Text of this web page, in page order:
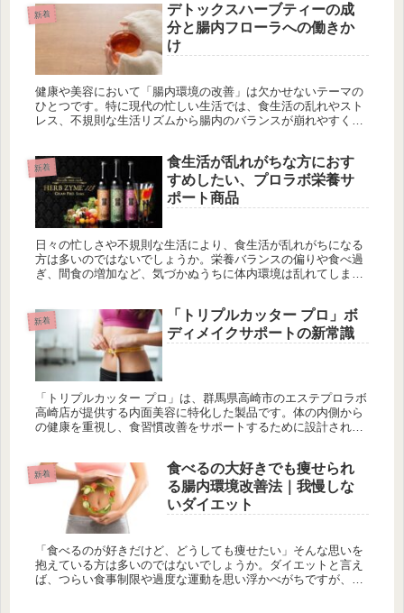
新着
デトックスハーブティーの成
分と腸内フローラへの働きか
け
健康や美容において「腸内環境の改善」は欠かせないテーマの
ひとつです。特に現代の忙しい生活では、食生活の乱れやスト
レス、不規則な生活リズムから腸内のバランスが崩れやすくな
新着
食生活が乱れがちな方におす
すめしたい、プロラボ栄養サ
ポート商品
日々の忙しさや不規則な生活により、食生活が乱れがちになる
方は多いのではないでしょうか。栄養バランスの偏りや食べ過
ぎ、間食の増加など、気づかぬうちに体内環境は乱れてしまい
新着
「トリプルカッター プロ」ボ
ディメイクサポートの新常識
「トリプルカッター プロ」は、群馬県高崎市のエステプロラボ
高崎店が提供する内面美容に特化した製品です。体の内側から
の健康を重視し、食習慣改善をサポートするために設計されて
セオラミン、血糖値を安定させるアラビノースが含まれていま
す。さらに、20種類の有用素材が追加され、代謝促進やエイジ
ングケアも期待できます。特に外食が多い方や甘いものが好き
な方におすすめで、日常生活に無理なく取り入れられるのが特
徴です。使用方法は、1日1～3包を冷たい飲み物と摂取し、過
剰摂取に注意が必要です。サロンでは無料カウンセリングも行
い、個別の美容アドバイスが受けられます。トリプルカッター
プロで、理想的なボディメイクを目指しましょう。
新着
食べるの大好きでも痩せられ
る腸内環境改善法｜我慢しな
いダイエット
「食べるのが好きだけど、どうしても痩せたい」そんな思いを
抱えている方は多いのではないでしょうか。ダイエットと言え
ば、つらい食事制限や過度な運動を思い浮かべがちですが、そ